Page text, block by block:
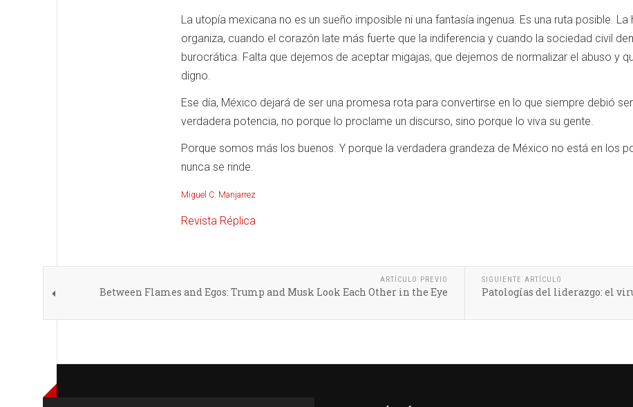
La utopía mexicana no es un sueño imposible ni una fantasía ingenua. Es una ruta posible.
organiza, cuando el corazón late más fuerte que la indiferencia y cuando la sociedad civil
burocrática. Falta que dejemos de aceptar migajas, que dejemos de normalizar el abuso y
digno.
Ese día, México dejará de ser una promesa rota para convertirse en lo que siempre debió
verdadera potencia, no porque lo proclame un discurso, sino porque lo viva su gente.
Porque somos más los buenos. Y porque la verdadera grandeza de México no está en los
nunca se rinde.
Miguel C. Manjarrez
Revista Réplica
ARTÍCULO PREVIO
Between Flames and Egos: Trump and Musk Look Each Other in the Eye
SIGUIENTE ARTÍCULO
Patologías del liderazgo: el